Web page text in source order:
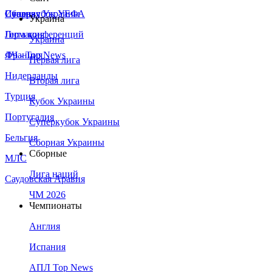
Сборная Украины
Италия
Германия
Франция
Нидерланды
Турция
Португалия
Бельгия
МЛС
Саудовская Аравия
Суперкубок УЕФА
Лига конференций
ЛЧ - Top News
Украина
Украина
Первая лига
Вторая лига
Кубок Украины
Суперкубок Украины
Сборная Украины
Сборные
Лига наций
ЧМ 2026
Чемпионаты
Англия
Испания
АПЛ Top News